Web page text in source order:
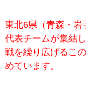
東北6県（青森・岩
代表チームが集結
戦を繰り広げるこ
めています。